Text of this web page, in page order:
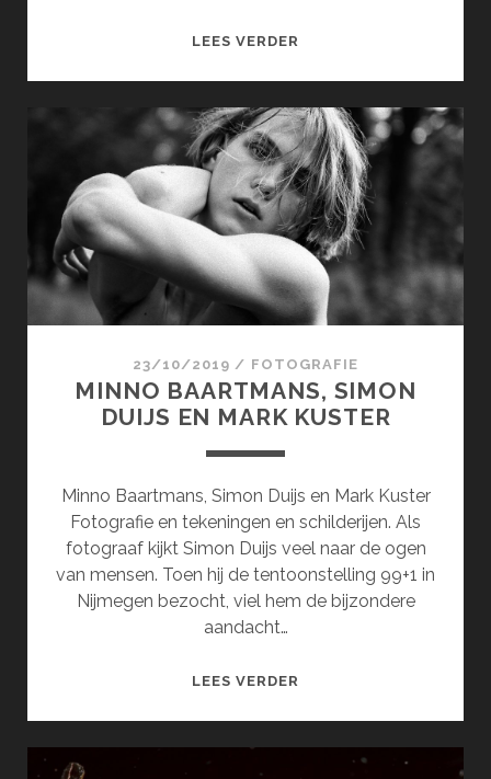
LEES VERDER
23/10/2019 / FOTOGRAFIE
MINNO BAARTMANS, SIMON
DUIJS EN MARK KUSTER
Minno Baartmans, Simon Duijs en Mark Kuster
Fotografie en tekeningen en schilderijen. Als
fotograaf kijkt Simon Duijs veel naar de ogen
van mensen. Toen hij de tentoonstelling 99+1 in
Nijmegen bezocht, viel hem de bijzondere
aandacht…
LEES VERDER